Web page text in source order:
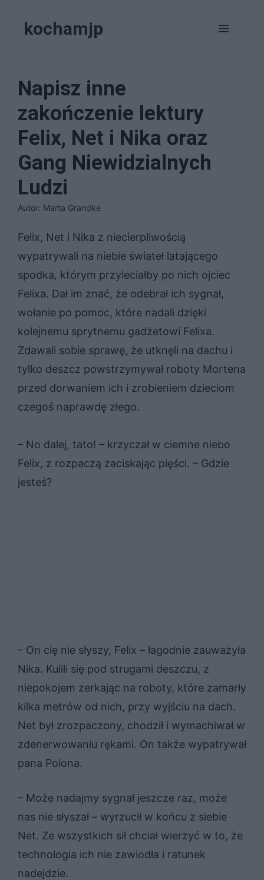
kochamjp Menu
Napisz inne
zakończenie lektury
Felix, Net i Nika oraz
Gang Niewidzialnych
Ludzi
Autor: Marta Grandke
Felix, Net i Nika z niecierpliwością
wypatrywali na niebie świateł latającego
spodka, którym przyleciałby po nich ojciec
Felixa. Dał im znać, że odebrał ich sygnał,
wołanie po pomoc, które nadali dzięki
kolejnemu sprytnemu gadżetowi Felixa.
Zdawali sobie sprawę, że utknęli na dachu i
tylko deszcz powstrzymywał roboty Mortena
przed dorwaniem ich i zrobieniem dzieciom
czegoś naprawdę złego.
– No dalej, tato! – krzyczał w ciemne niebo
Felix, z rozpaczą zaciskając pięści. – Gdzie
jesteś?
– On cię nie słyszy, Felix – łagodnie zauważyła
Nika. Kulili się pod strugami deszczu, z
niepokojem zerkając na roboty, które zamarły
kilka metrów od nich, przy wyjściu na dach.
Net był zrozpaczony, chodził i wymachiwał w
zdenerwowaniu rękami. On także wypatrywał
pana Polona.
– Może nadajmy sygnał jeszcze raz, może
nas nie słyszał – wyrzucił w końcu z siebie
Net. Ze wszystkich sił chciał wierzyć w to, że
technologia ich nie zawiodła i ratunek
nadejdzie.